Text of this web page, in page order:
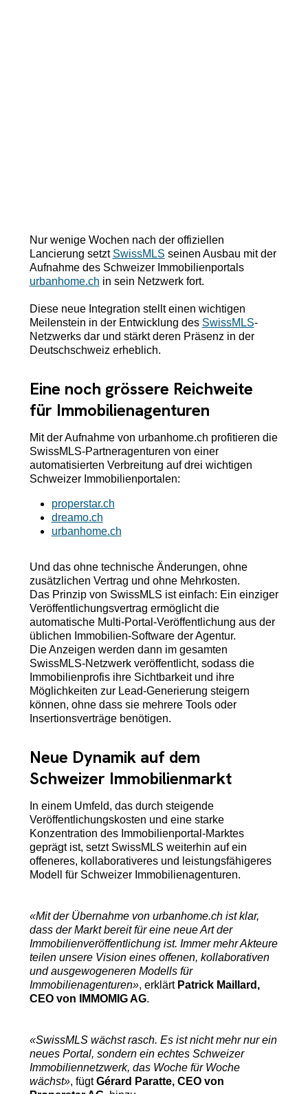
Nur wenige Wochen nach der offiziellen
Lancierung setzt SwissMLS seinen Ausbau mit der
Aufnahme des Schweizer Immobilienportals
urbanhome.ch in sein Netzwerk fort.
Diese neue Integration stellt einen wichtigen
Meilenstein in der Entwicklung des SwissMLS-
Netzwerks dar und stärkt deren Präsenz in der
Deutschschweiz erheblich.
Eine noch grössere Reichweite
für Immobilienagenturen
Mit der Aufnahme von urbanhome.ch profitieren die
SwissMLS-Partneragenturen von einer
automatisierten Verbreitung auf drei wichtigen
Schweizer Immobilienportalen:
properstar.ch
dreamo.ch
urbanhome.ch
Und das ohne technische Änderungen, ohne
zusätzlichen Vertrag und ohne Mehrkosten.
Das Prinzip von SwissMLS ist einfach: Ein einziger
Veröffentlichungsvertrag ermöglicht die
automatische Multi-Portal-Veröffentlichung aus der
üblichen Immobilien-Software der Agentur.
Die Anzeigen werden dann im gesamten
SwissMLS-Netzwerk veröffentlicht, sodass die
Immobilienprofis ihre Sichtbarkeit und ihre
Möglichkeiten zur Lead-Generierung steigern
können, ohne dass sie mehrere Tools oder
Insertionsverträge benötigen.
Neue Dynamik auf dem
Schweizer Immobilienmarkt
In einem Umfeld, das durch steigende
Veröffentlichungskosten und eine starke
Konzentration des Immobilienportal-Marktes
geprägt ist, setzt SwissMLS weiterhin auf ein
offeneres, kollaborativeres und leistungsfähigeres
Modell für Schweizer Immobilienagenturen.
«Mit der Übernahme von urbanhome.ch ist klar,
dass der Markt bereit für eine neue Art der
Immobilienveröffentlichung ist. Immer mehr Akteure
teilen unsere Vision eines offenen, kollaborativen
und ausgewogeneren Modells für
Immobilienagenturen», erklärt Patrick Maillard,
CEO von IMMOMIG AG.
«SwissMLS wächst rasch. Es ist nicht mehr nur ein
neues Portal, sondern ein echtes Schweizer
Immobiliennetzwerk, das Woche für Woche
wächst», fügtGérard Paratte, CEO von